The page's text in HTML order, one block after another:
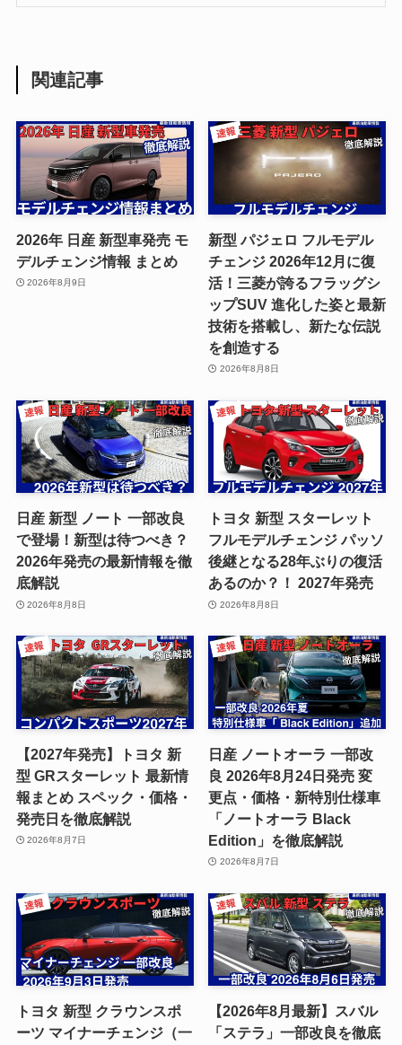
関連記事
2026年 日産 新型車発売 モ
デルチェンジ情報 まとめ
2026年8月9日
新型 パジェロ フルモデル
チェンジ 2026年12月に復
活！三菱が誇るフラッグシ
ップSUV 進化した姿と最新
技術を搭載し、新たな伝説
を創造する
2026年8月8日
日産 新型 ノート 一部改良
で登場！新型は待つべき？
2026年発売の最新情報を徹
底解説
2026年8月8日
トヨタ 新型 スターレット
フルモデルチェンジ パッソ
後継となる28年ぶりの復活
あるのか？！ 2027年発売
2026年8月8日
【2027年発売】トヨタ 新
型 GRスターレット 最新情
報まとめ スペック・価格・
発売日を徹底解説
2026年8月7日
日産 ノートオーラ 一部改
良 2026年8月24日発売 変
更点・価格・新特別仕様車
「ノートオーラ Black
Edition」を徹底解説
2026年8月7日
トヨタ 新型 クラウンスポ
ーツ マイナーチェンジ（一
【2026年8月最新】スバル
「ステラ」一部改良を徹底